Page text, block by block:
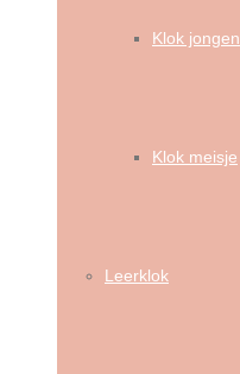
Klok jongen
Klok meisje
Leerklok